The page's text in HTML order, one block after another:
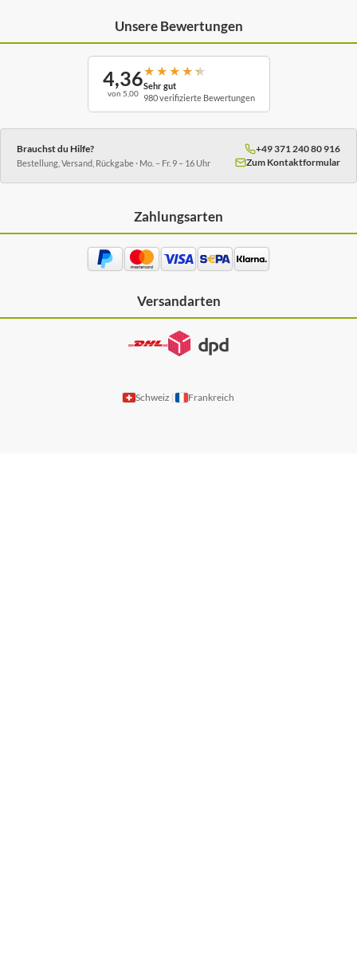
Unsere Bewertungen
4,36
von 5,00
★ ★ ★ ★ ★
Sehr gut
980 verifizierte Bewertungen
Brauchst du Hilfe?
Bestellung, Versand, Rückgabe · Mo. – Fr. 9 – 16 Uhr
+49 371 240 80 916
Zum Kontaktformular
Zahlungsarten
Versandarten
Schweiz Frankreich